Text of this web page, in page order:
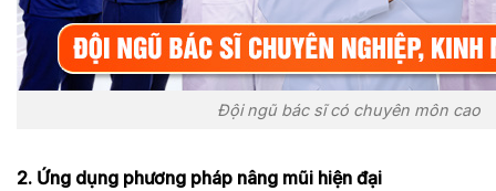
Đội ngũ bác sĩ có chuyên môn cao
2. Ứng dụng phương pháp nâng mũi hiện đại